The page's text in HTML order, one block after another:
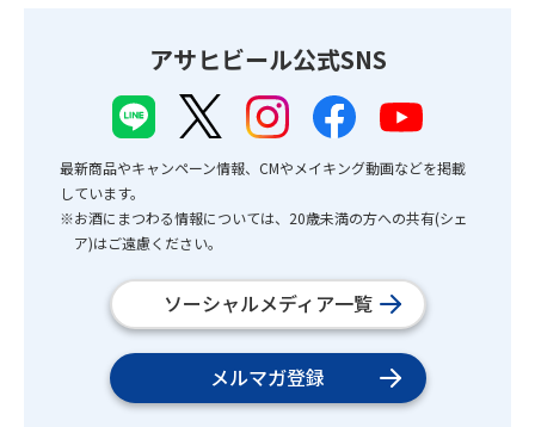
アサヒビール公式SNS
最新商品やキャンペーン情報、CMやメイキング動画などを掲載
しています。
※お酒にまつわる情報については、20歳未満の方への共有(シェ
ア)はご遠慮ください。
ソーシャルメディア一覧
メルマガ登録